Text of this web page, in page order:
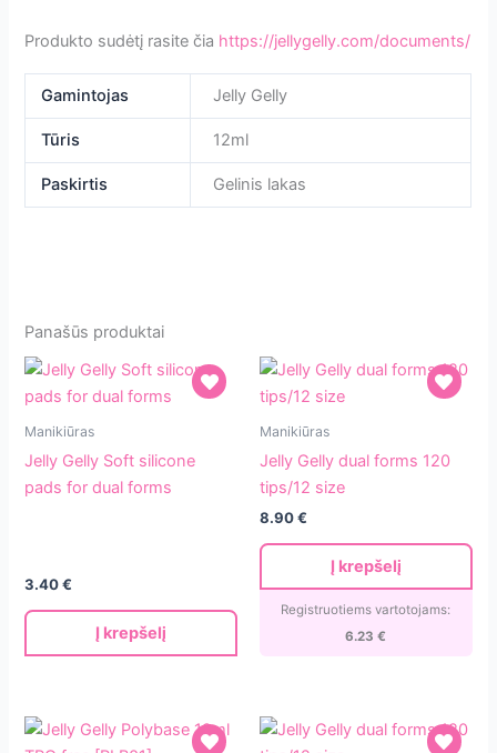
Produkto sudėtį rasite čia https://jellygelly.com/documents/
Gamintojas Jelly Gelly
Tūris 12ml
Paskirtis Gelinis lakas
Panašūs produktai
Jelly
Soft
silicone
dual
forms
Manikiūras
Jelly Gelly Soft silicone
pads for dual forms
3.40€
Į krepšelį
Jelly
dual
forms
120
tips/12
Manikiūras
Jelly Gelly dual forms 120
tips/12 size
8.90€
Į krepšelį
Registruotiems vartotojams:
6.23€